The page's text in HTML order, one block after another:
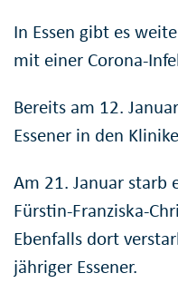
In Essen gibt es
mit einer Corona-
Bereits am 12.
Essener in den
Am 21. Januar starb
Fürstin-Franziska-
Ebenfalls dort
jähriger Essener.